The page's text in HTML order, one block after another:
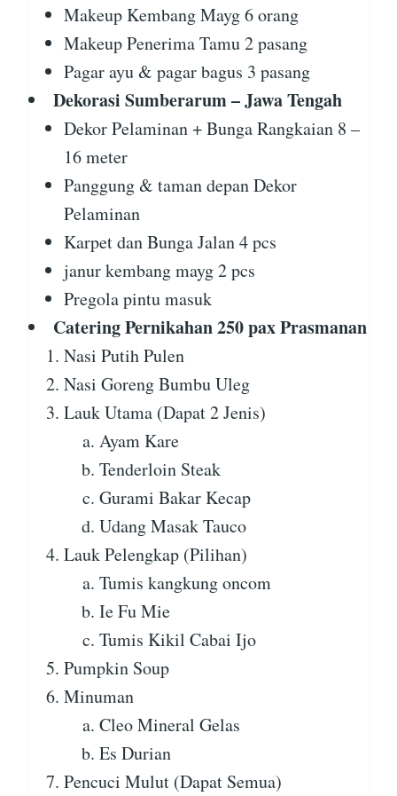
Makeup Kembang Mayg 6 orang
Makeup Penerima Tamu 2 pasang
Pagar ayu & pagar bagus 3 pasang
Dekorasi Sumberarum – Jawa Tengah
Dekor Pelaminan + Bunga Rangkaian 8 –
16 meter
Panggung & taman depan Dekor
Pelaminan
Karpet dan Bunga Jalan 4 pcs
janur kembang mayg 2 pcs
Pregola pintu masuk
Catering Pernikahan 250 pax Prasmanan
Nasi Putih Pulen
Nasi Goreng Bumbu Uleg
Lauk Utama (Dapat 2 Jenis)
Ayam Kare
Tenderloin Steak
Gurami Bakar Kecap
Udang Masak Tauco
Lauk Pelengkap (Pilihan)
Tumis kangkung oncom
Ie Fu Mie
Tumis Kikil Cabai Ijo
Pumpkin Soup
Minuman
Cleo Mineral Gelas
Es Durian
Pencuci Mulut (Dapat Semua)